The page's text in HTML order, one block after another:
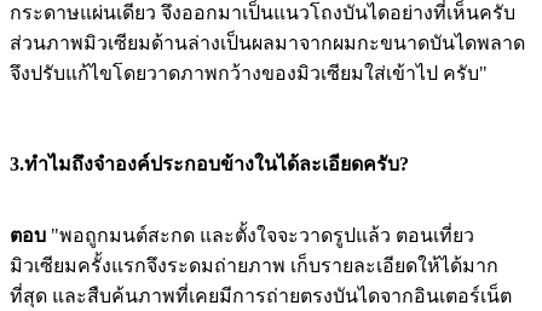
กระดาษแผ่นเดียว จึงออกมาเป็นแนวโถงบันไดอย่างที่เห็นครับ
ส่วนภาพมิวเซียมด้านล่างเป็นผลมาจากผมกะขนาดบันไดพลาด
จึงปรับแก้ไขโดยวาดภาพกว้างของมิวเซียมใส่เข้าไป ครับ"
3.ทำไมถึงจำองค์ประกอบข้างในได้ละเอียดครับ?
ตอบ "พอถูกมนต์สะกด และตั้งใจจะวาดรูปแล้ว ตอนเที่ยว
มิวเซียมครั้งแรกจึงระดมถ่ายภาพ เก็บรายละเอียดให้ได้มาก
ที่สุด และสืบค้นภาพที่เคยมีการถ่ายตรงบันไดจากอินเตอร์เน็ต